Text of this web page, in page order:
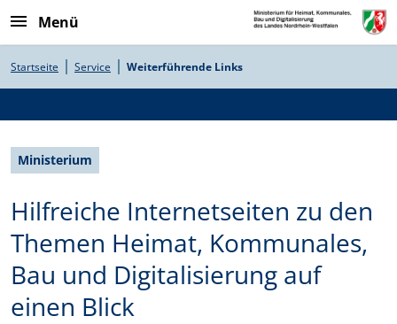
Menü
Pfadnavigation
Startseite Service Weiterführende Links
Ministerium
Hilfreiche Internetseiten zu den
Themen Heimat, Kommunales,
Bau und Digitalisierung auf
einen Blick